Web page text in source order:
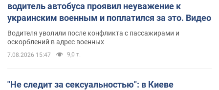
водитель автобуса проявил неуважение к
украинским военным и поплатился за это. Видео
Водителя уволили после конфликта с пассажирами и
оскорблений в адрес военных
7.08.2026 15:47 9,0 т.
"Не следит за сексуальностью": в Киеве